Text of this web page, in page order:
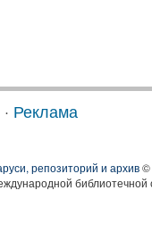
· Реклама
репозиторий и архив©